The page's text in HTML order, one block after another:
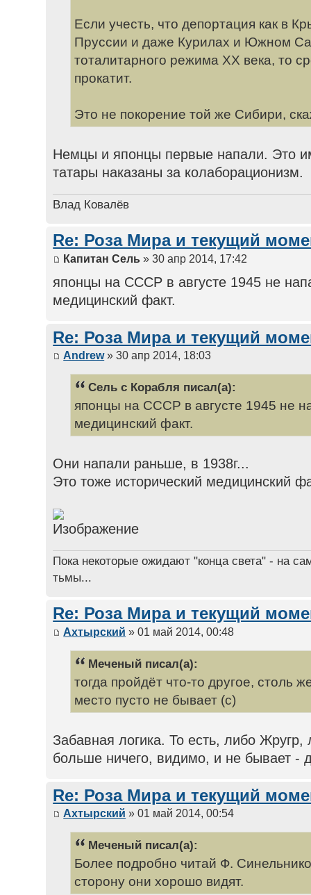
Если учесть, что депортация как в
Пруссии и даже Курилах и Южном
тоталитарного режима ХХ века, то
прокатит.
Это не покорение той же Сибири,
Немцы и японцы первые напали. Это
татары наказаны за колаборационизм.
Влад Ковалёв
Re: Роза Мира и текущий
Капитан Сель » 30 апр 2014, 17:42
японцы на СССР в августе 1945 не
медицинский факт.
Re: Роза Мира и текущий
Andrew» 30 апр 2014, 18:03
Сель с Корабля писал(а):
японцы на СССР в августе 1945 не
медицинский факт.
Они напали раньше, в 1938г...
Это тоже исторический медицинский
Пока некоторые ожидают "конца света" - на
тьмы...
Re: Роза Мира и текущий
Ахтырский » 01 май 2014, 00:48
Меченый писал(а):
тогда пройдёт что-то другое, столь
место пусто не бывает (с)
Забавная логика. То есть, либо Жругр,
больше ничего, видимо, и не бывает -
Re: Роза Мира и текущий
Ахтырский » 01 май 2014, 00:54
Меченый писал(а):
Более подробно читай Ф.
сторону они хорошо видят.